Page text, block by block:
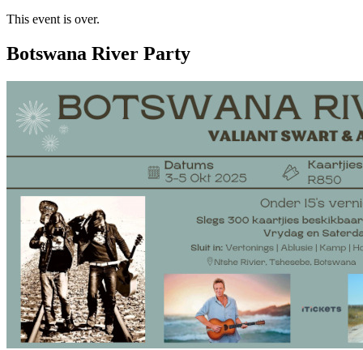
This event is over.
Botswana River Party